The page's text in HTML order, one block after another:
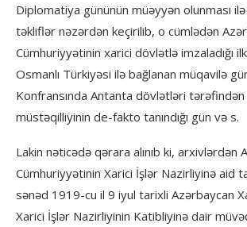
Diplomatiya gününün müəyyən olunması
təkliflər nəzərdən keçirilib, o cümlədən
Cümhuriyyətinin xarici dövlətlə imzaladığı
Osmanlı Türkiyəsi ilə bağlanan müqavilə
Konfransında Antanta dövlətləri tərəfindən
müstəqilliyinin de-fakto tanındığı gün və s.
Lakin nəticədə qərara alınıb ki, arxivlərdən
Cümhuriyyətinin Xarici İşlər Nazirliyinə aid
sənəd 1919-cu il 9 iyul tarixli Azərbaycan
Xarici İşlər Nazirliyinin Katibliyinə dair